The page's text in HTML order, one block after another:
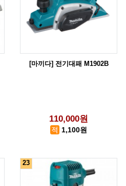
[마끼다] 전기대패 M1902B
110,000원
1,100원
23